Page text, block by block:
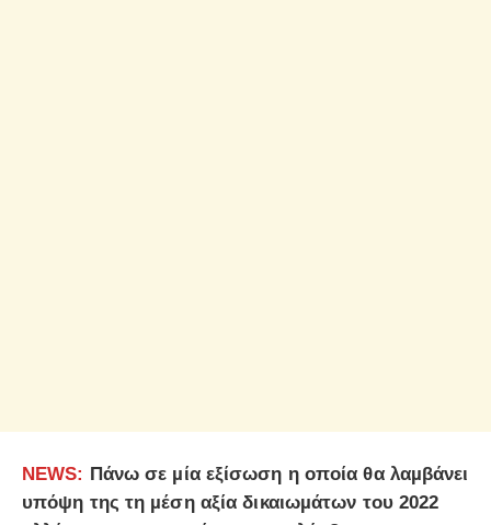
NEWS: Πάνω σε µία εξίσωση η οποία θα λαµβάνει
υπόψη της τη µέση αξία δικαιωµάτων του 2022